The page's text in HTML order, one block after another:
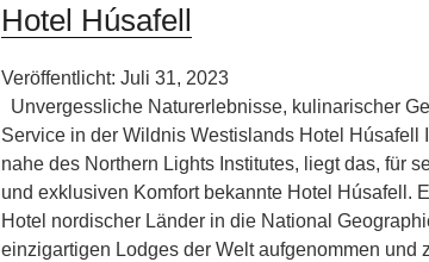
Hotel Húsafell
Veröffentlicht: Juli 31, 2023
Unvergessliche Naturerlebnisse, kulinarischer
Service in der Wildnis Westislands Hotel Húsafell
nahe des Northern Lights Institutes, liegt das, für
und exklusiven Komfort bekannte Hotel Húsafell.
Hotel nordischer Länder in die National
einzigartigen Lodges der Welt aufgenommen und